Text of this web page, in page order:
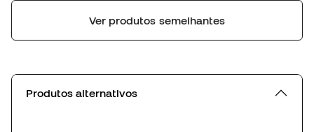
Ver produtos semelhantes
Produtos alternativos